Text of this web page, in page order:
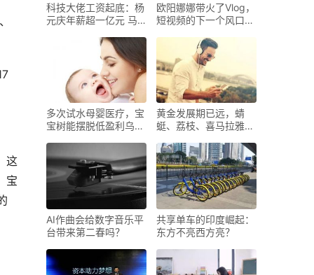
这
宝
科技大佬工资起底：杨
元庆年薪超一亿元 马
欧阳娜娜带火了Vlog，
短视频的下一个风口真
多次试水母婴医疗，宝
宝树能摆脱低盈利乌云
黄金发展期已远，蜻
蜓、荔枝、喜马拉雅们
AI作曲会给数字音乐平
台带来第二春吗？
共享单车的印度崛起：
东方不亮西方亮？